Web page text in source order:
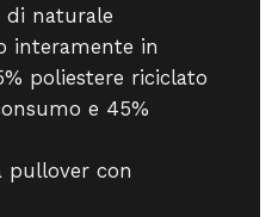
di naturale
interamente in
poliestere riciclato
e 45%
pullover con